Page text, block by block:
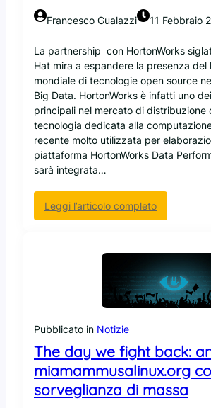
Francesco Gualazzi 11 Febbraio
La partnership con HortonWorks
Hat mira a espandere la presenza del
mondiale di tecnologie open source
Big Data. HortonWorks è infatti uno
principali nel mercato di distribuzione
tecnologia dedicata alla
recente molto utilizzata per
piattaforma HortonWorks Data
sarà integrata…
Leggi l’articolo completo:
R
a
t
s
a
f
o
Pubblicato in Notizie
The day we fight back:
miamammusalinux.org
sorveglianza di massa